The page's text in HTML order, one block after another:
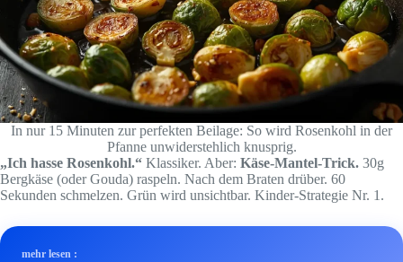
In nur 15 Minuten zur perfekten Beilage: So wird Rosenkohl in der
Pfanne unwiderstehlich knusprig.
„Ich hasse Rosenkohl.“ Klassiker. Aber: Käse-Mantel-Trick. 30g
Bergkäse (oder Gouda) raspeln. Nach dem Braten drüber. 60
Sekunden schmelzen. Grün wird unsichtbar. Kinder-Strategie Nr. 1.
mehr lesen :